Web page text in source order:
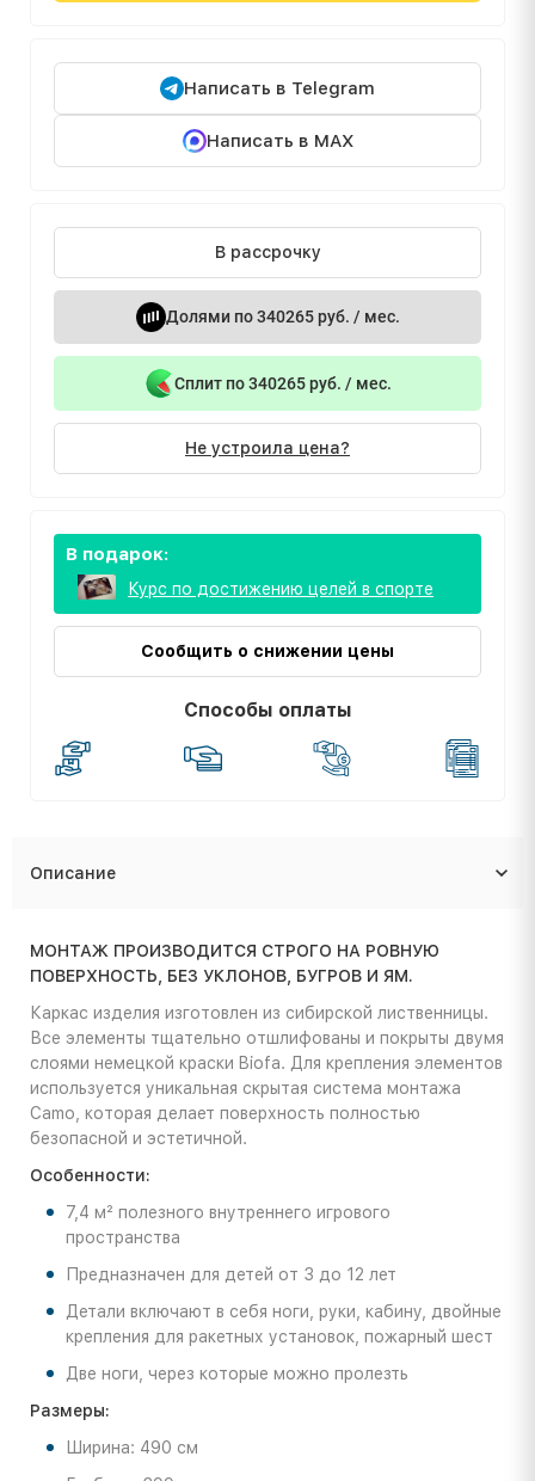
Написать в Telegram
Написать в MAX
В рассрочку
Долями по 340265 руб. / мес.
Сплит по 340265 руб. / мес.
Не устроила цена?
В подарок:
Курс по достижению целей в спорте
Сообщить о снижении цены
Способы оплаты
Описание
МОНТАЖ ПРОИЗВОДИТСЯ СТРОГО НА РОВНУЮ
ПОВЕРХНОСТЬ, БЕЗ УКЛОНОВ, БУГРОВ И ЯМ.
Каркас изделия изготовлен из сибирской лиственницы.
Все элементы тщательно отшлифованы и покрыты двумя
слоями немецкой краски Biofa. Для крепления элементов
используется уникальная скрытая система монтажа
Camo, которая делает поверхность полностью
безопасной и эстетичной.
Особенности:
7,4 м² полезного внутреннего игрового
пространства
Предназначен для детей от 3 до 12 лет
Детали включают в себя ноги, руки, кабину, двойные
крепления для ракетных установок, пожарный шест
Две ноги, через которые можно пролезть
Размеры:
Ширина: 490 см